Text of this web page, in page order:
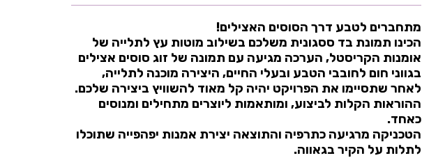
מתחברים לטבע דרך הסוסים האצילים!
הכינו תמונת בד ססגונית משלכם בשילוב מוטות עץ לתלייה של
אומנות הקריסטל, הערכה מגיעה עם תמונה של זוג סוסים אצילים
בגווני חום לחובבי הטבע ובעלי החיים, היצירה מוכנה לתלייה,
לאחר שתסיימו את הפרויקט יהיה קל מאוד להשוויץ ביצירה שלכם.
ההוראות הקלות לביצוע, ומותאמות ליוצרים מתחילים ומנוסים
כאחד.
הטכניקה מרגיעה כתרפיה והתוצאה יצירת אמנות יפהפייה שתוכלו
לתלות על הקיר בגאווה.